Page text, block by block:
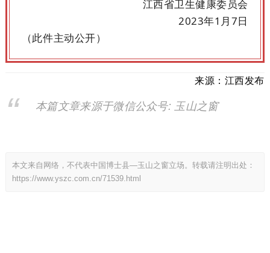
江西省卫生健康委员会
2023年1月7日
（此件主动公开）
来源：江西发布
本篇文章来源于微信公众号: 玉山之窗
本文来自网络，不代表中国博士县—玉山之窗立场。转载请注明出处：
https://www.yszc.com.cn/71539.html